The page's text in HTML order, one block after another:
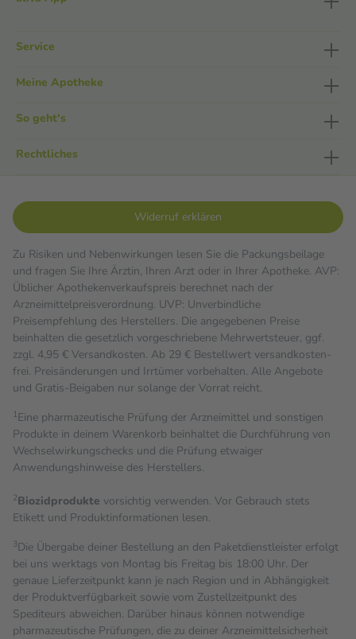
Service
Meine Apotheke
So geht's
Rechtliches
Widerruf erklären
Zu Risiken und Nebenwirkungen lesen Sie die Packungsbeilage
und fragen Sie Ihre Ärztin, Ihren Arzt oder in Ihrer Apotheke. AVP:
Üblicher Apothekenverkaufspreis berechnet nach der
Arzneimittelpreisverordnung. UVP: Unverbindliche
Preisempfehlung des Herstellers. Die angegebenen Preise
beinhalten die gesetzlich vorgeschriebene Mehrwertsteuer, ggf.
zzgl. 4,95 € Versandkosten. Ab 29 € Bestell­wert versand­kosten­
frei. Preisänderungen und Irrtümer vorbehalten. Alle Angebote
und Gratis-Beigaben nur solange der Vorrat reicht.
1Eine pharmazeutische Prüfung der Arzneimittel und sonstigen
Produkte in deinem Warenkorb beinhaltet die Durchführung von
Wechselwirkungschecks und die Prüfung etwaiger
Anwendungshinweise des Herstellers.
2Biozidprodukte vorsichtig verwenden. Vor Gebrauch stets
Etikett und Produktinformationen lesen.
3Die Übergabe deiner Bestellung an den Paketdienstleister erfolgt
bei uns werktags von Montag bis Freitag bis 18:00 Uhr. Der
genaue Lieferzeitpunkt kann je nach Region und in Abhängigkeit
der Produktverfügbarkeit sowie vom Zustellzeitpunkt des
Spediteurs abweichen. Darüber hinaus können notwendige
pharmazeutische Prüfungen, die zu deiner Arzneimittelsicherheit